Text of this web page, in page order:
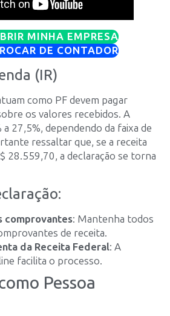
MINHA EMPRESA
DE CONTADOR
(IR)
como PF devem pagar
os valores recebidos. A
27,5%, dependendo da faixa de
ressaltar que, se a receita
28.559,70, a declaração se torna
comprovantes: Mantenha todos
de receita.
da Receita Federal: A
facilita o processo.
Pessoa